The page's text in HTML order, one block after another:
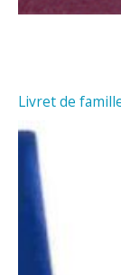
Livret de